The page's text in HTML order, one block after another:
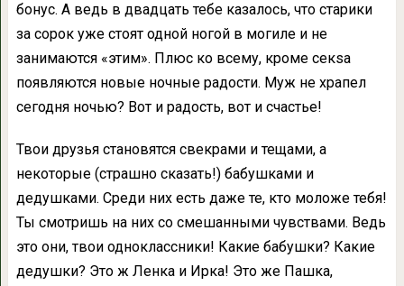
бонус. А ведь в двадцать тебе казалось, что старики
за сорок уже стоят одной ногой в могиле и не
занимаются «этим». Плюс ко всему, кроме секsа
появляются новые ночные радости. Муж не храпел
сегодня ночью? Вот и радость, вот и счастье!
Твои друзья становятся свекрами и тещами, а
некоторые (страшно сказать!) бабушками и
дедушками. Среди них есть даже те, кто моложе тебя!
Ты смотришь на них со смешанными чувствами. Ведь
это они, твои одноклассники! Какие бабушки? Какие
дедушки? Это ж Ленка и Ирка! Это же Пашка,